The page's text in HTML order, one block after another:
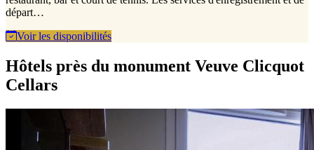
départ…
Voir les disponibilités
Hôtels près du monument Veuve Clicquot
Cellars